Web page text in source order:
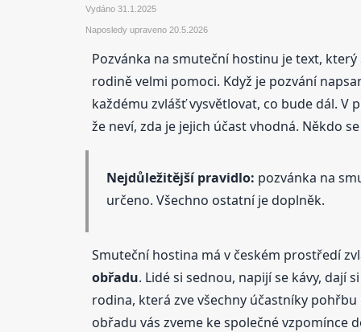
Vydáno 31.1.2025
Naposledy upraveno 20.5.2026
Pozvánka na smuteční hostinu je text,
rodině velmi pomoci. Když je pozvání
každému zvlášť vysvětlovat, co bude dál.
že neví, zda je jejich účast vhodná. Někdo
Nejdůležitější pravidlo: pozvánka na
určeno. Všechno ostatní je doplněk.
Smuteční hostina má v českém prostředí
obřadu. Lidé si sednou, napijí se kávy, dají
rodina, která zve všechny účastníky
obřadu vás zveme ke společné vzpomínce